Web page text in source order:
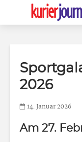
2026
14. Januar 2026
Am 27.